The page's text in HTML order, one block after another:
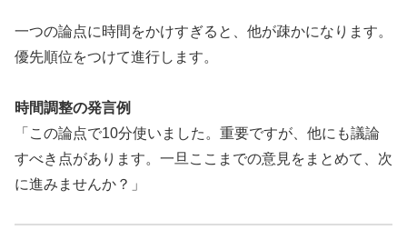
一つの論点に時間をかけすぎると、他が疎かになります。
優先順位をつけて進行します。
時間調整の発言例
「この論点で10分使いました。重要ですが、他にも議論
すべき点があります。一旦ここまでの意見をまとめて、次
に進みませんか？」